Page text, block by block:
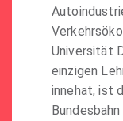
Universität
einzigen
innehat, ist